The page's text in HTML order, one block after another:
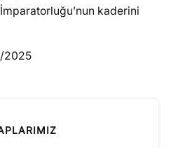
kaderini
2025